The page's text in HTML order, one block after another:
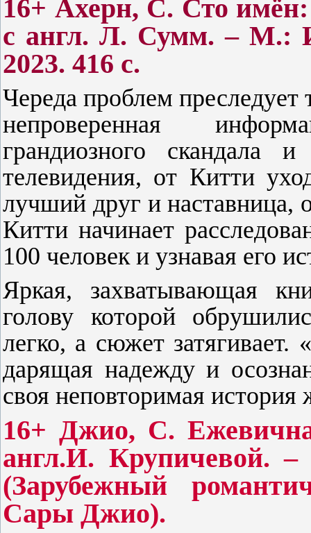
16+ Ахерн, С. Сто
с англ. Л. Сумм. – М.:
2023. 416 с.
Череда проблем
непроверенная
грандиозного
телевидения, от Китти
лучший друг и наставница,
Китти начинает
100 человек и узнавая его
Яркая, захватывающая
голову которой
легко, а сюжет
дарящая надежду и
своя неповторимая история
16+ Джио, С.
англ.И. Крупичевой.
(Зарубежный
Сары Джио).